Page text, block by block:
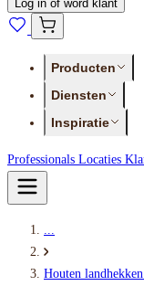
Log in of word klant
Producten
Diensten
Inspiratie
Professionals Locaties
...
Houten